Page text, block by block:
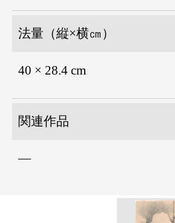
法量（縦×横㎝）
40 × 28.4 cm
関連作品
―